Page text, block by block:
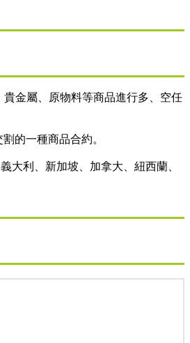
貴金屬、原物料等商品進行多、空任
的一種商品合約。
大利、新加坡、加拿大、紐西蘭、